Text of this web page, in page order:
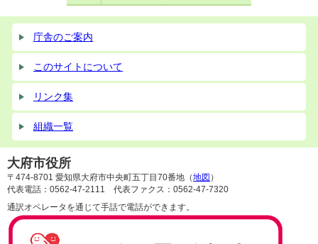
庁舎のご案内
このサイトについて
リンク集
組織一覧
大府市役所
〒474-8701 愛知県大府市中央町五丁目70番地（地図 ）
代表電話：0562-47-2111 代表ファクス：0562-47-7320
通訳オペレータを通じて手話で電話ができます。